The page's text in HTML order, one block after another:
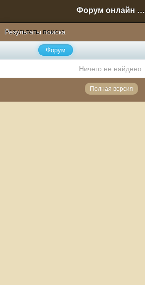
Форум онлайн игры "Новая Эра" (Нюра Биз)
Результаты поиска
Форум
Ничего не найдено.
Полная версия